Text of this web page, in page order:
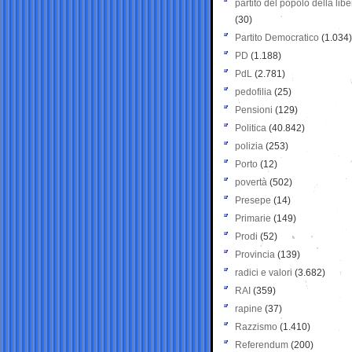
partito del popolo della
(30)
Partito Democratico (1.034)
PD (1.188)
PdL (2.781)
pedofilia (25)
Pensioni (129)
Politica (40.842)
polizia (253)
Porto (12)
povertà (502)
Presepe (14)
Primarie (149)
Prodi (52)
Provincia (139)
radici e valori (3.682)
RAI (359)
rapine (37)
Razzismo (1.410)
Referendum (200)